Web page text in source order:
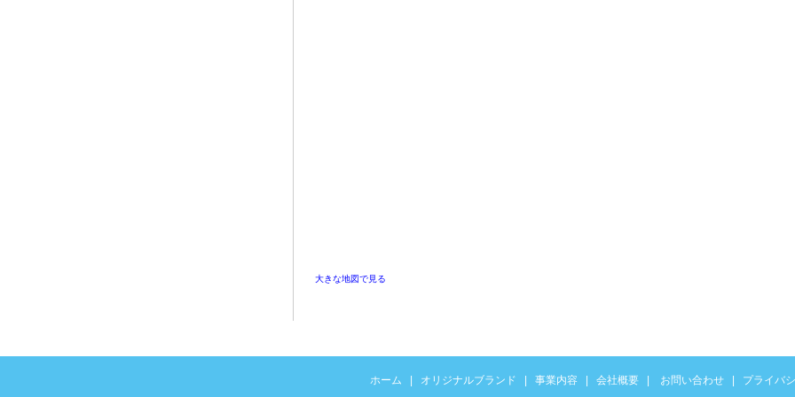
大きな地図で見る
ホーム オリジナルブランド 事業内容 会社概要 お問い合わせ プライバ